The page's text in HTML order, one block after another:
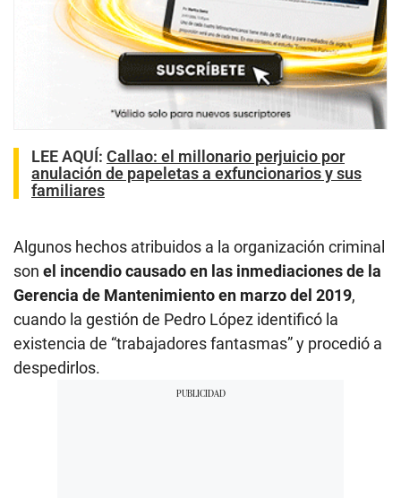
LEE AQUÍ: Callao: el millonario perjuicio por
anulación de papeletas a exfuncionarios y sus
familiares
Algunos hechos atribuidos a la organización criminal
son el incendio causado en las inmediaciones de la
Gerencia de Mantenimiento en marzo del 2019,
cuando la gestión de Pedro López identificó la
existencia de “trabajadores fantasmas” y procedió a
despedirlos.